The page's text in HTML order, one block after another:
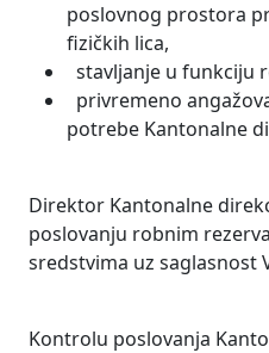
poslovnog prostora
fizičkih lica,
stavljanje u funkciju
privremeno
potrebe Kantonalne
Direktor Kantonalne
poslovanju robnim
sredstvima uz saglasnost
Kontrolu poslovanja